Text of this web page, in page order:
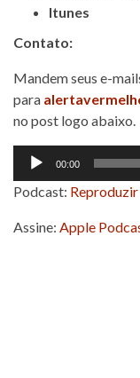
Itunes
Contato:
Mandem seus e-
para
no post logo abaixo.
Tocador
áudio
00:00
Podcast: Reproduzir
Assine: Apple